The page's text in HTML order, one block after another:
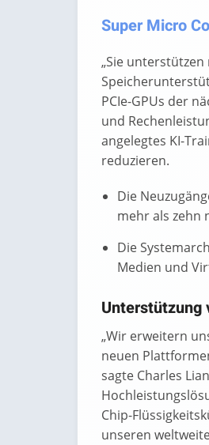
Super Micro
„Sie unterstützen
PCIe-GPUs der
und
angelegtes KI-
reduzieren.
Die
mehr als zehn
Die
Medien und
Unterstützung
„Wir erweitern
neuen
sagte Charles
Chip-
unseren